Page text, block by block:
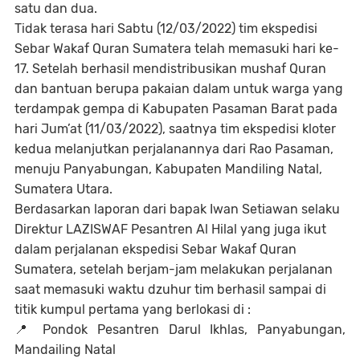
satu dan dua.
Tidak terasa hari Sabtu (12/03/2022) tim ekspedisi
Sebar Wakaf Quran Sumatera telah memasuki hari ke-
17. Setelah berhasil mendistribusikan mushaf Quran
dan bantuan berupa pakaian dalam untuk warga yang
terdampak gempa di Kabupaten Pasaman Barat pada
hari Jum’at (11/03/2022), saatnya tim ekspedisi kloter
kedua melanjutkan perjalanannya dari Rao Pasaman,
menuju Panyabungan, Kabupaten Mandiling Natal,
Sumatera Utara.
Berdasarkan laporan dari bapak Iwan Setiawan selaku
Direktur LAZISWAF Pesantren Al Hilal yang juga ikut
dalam perjalanan ekspedisi Sebar Wakaf Quran
Sumatera, setelah berjam-jam melakukan perjalanan
saat memasuki waktu dzuhur tim berhasil sampai di
titik kumpul pertama yang berlokasi di :
📍
Pondok Pesantren Darul Ikhlas, Panyabungan,
Mandailing Natal